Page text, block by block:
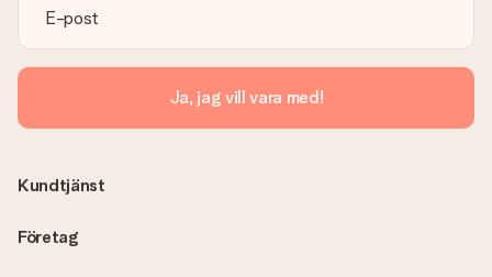
kontakta vår kundtjänst, de hjälper dig gärna med att hitta en
Skickas fakturan tillsammans med produkten?
Ingen faktura skickas med själva produkten. Din faktura
skickas alltid med e-postbekräftelsen och du hittar även dina
Ja, jag vill vara med!
Kundtjänst
Företag